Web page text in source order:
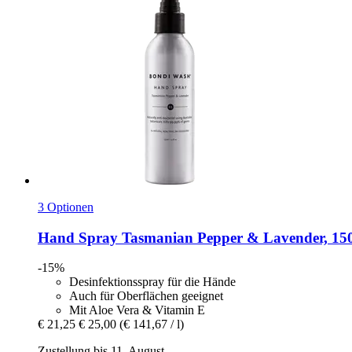
3 Optionen
Hand Spray Tasmanian Pepper & Lavender,
-15%
Desinfektionsspray für die Hände
Auch für Oberflächen geeignet
Mit Aloe Vera & Vitamin E
€ 21,25 € 25,00 (€ 141,67 / l)